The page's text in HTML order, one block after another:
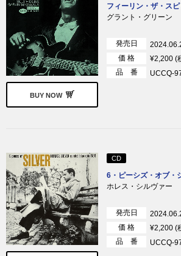
BUY NOW
フィーリン・ザ・ス
グラント・グリーン
発売日
価 格
¥2,200 (
品 番
UCCQ-
CD
6・ピーシズ・オブ・
ホレス・シルヴァー
発売日
価 格
¥2,200 (
品 番
UCCQ-